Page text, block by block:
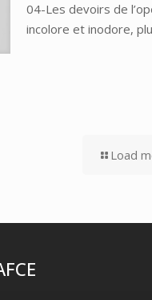
04-Les devoirs de
incolore et inodore,
Load